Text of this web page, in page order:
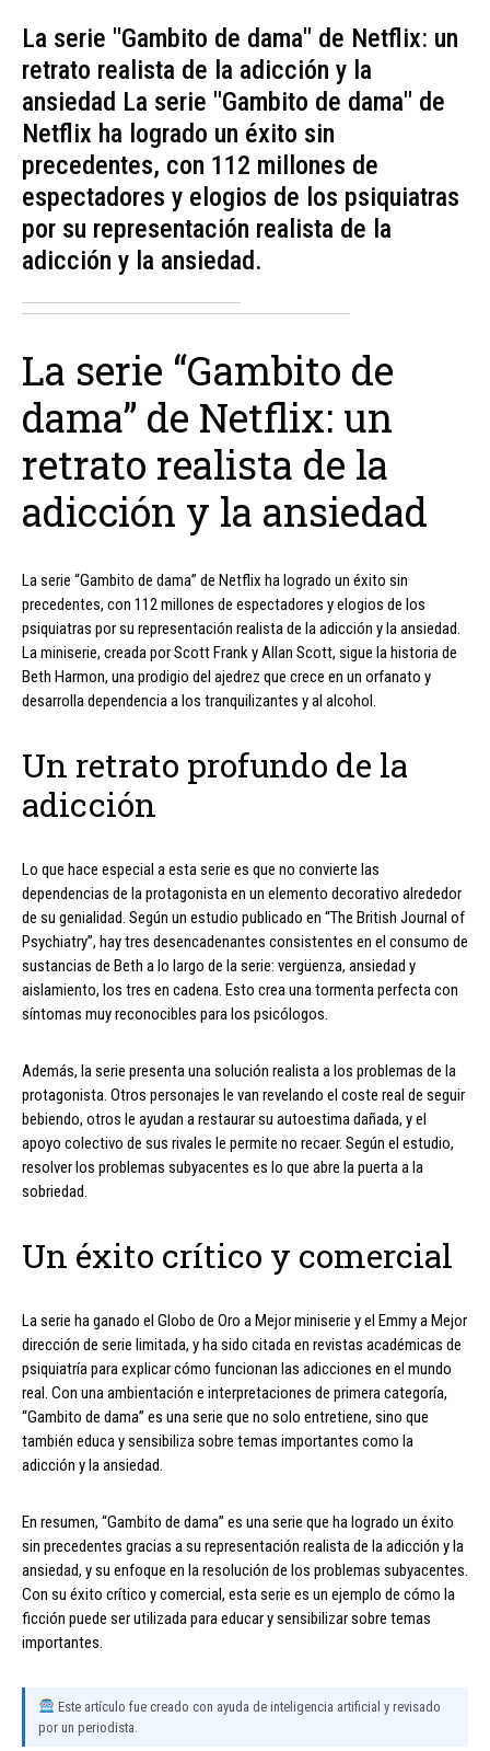
La serie "Gambito de dama" de Netflix: un
retrato realista de la adicción y la
ansiedad La serie "Gambito de dama" de
Netflix ha logrado un éxito sin
precedentes, con 112 millones de
espectadores y elogios de los psiquiatras
por su representación realista de la
adicción y la ansiedad.
La serie “Gambito de
dama” de Netflix: un
retrato realista de la
adicción y la ansiedad
La serie “Gambito de dama” de Netflix ha logrado un éxito sin
precedentes, con 112 millones de espectadores y elogios de los
psiquiatras por su representación realista de la adicción y la ansiedad.
La miniserie, creada por Scott Frank y Allan Scott, sigue la historia de
Beth Harmon, una prodigio del ajedrez que crece en un orfanato y
desarrolla dependencia a los tranquilizantes y al alcohol.
Un retrato profundo de la
adicción
Lo que hace especial a esta serie es que no convierte las
dependencias de la protagonista en un elemento decorativo alrededor
de su genialidad. Según un estudio publicado en “The British Journal of
Psychiatry”, hay tres desencadenantes consistentes en el consumo de
sustancias de Beth a lo largo de la serie: vergüenza, ansiedad y
aislamiento, los tres en cadena. Esto crea una tormenta perfecta con
síntomas muy reconocibles para los psicólogos.
Además, la serie presenta una solución realista a los problemas de la
protagonista. Otros personajes le van revelando el coste real de seguir
bebiendo, otros le ayudan a restaurar su autoestima dañada, y el
apoyo colectivo de sus rivales le permite no recaer. Según el estudio,
resolver los problemas subyacentes es lo que abre la puerta a la
sobriedad.
Un éxito crítico y comercial
La serie ha ganado el Globo de Oro a Mejor miniserie y el Emmy a Mejor
dirección de serie limitada, y ha sido citada en revistas académicas de
psiquiatría para explicar cómo funcionan las adicciones en el mundo
real. Con una ambientación e interpretaciones de primera categoría,
“Gambito de dama” es una serie que no solo entretiene, sino que
también educa y sensibiliza sobre temas importantes como la
adicción y la ansiedad.
En resumen, “Gambito de dama” es una serie que ha logrado un éxito
sin precedentes gracias a su representación realista de la adicción y la
ansiedad, y su enfoque en la resolución de los problemas subyacentes.
Con su éxito crítico y comercial, esta serie es un ejemplo de cómo la
ficción puede ser utilizada para educar y sensibilizar sobre temas
importantes.
Este artículo fue creado con ayuda de inteligencia artificial y revisado
por un periodista.